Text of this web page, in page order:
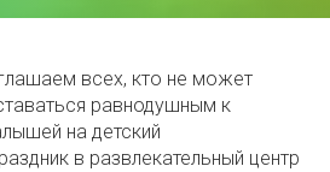
всех, кто не может
равнодушным к
на детский
в развлекательный центр